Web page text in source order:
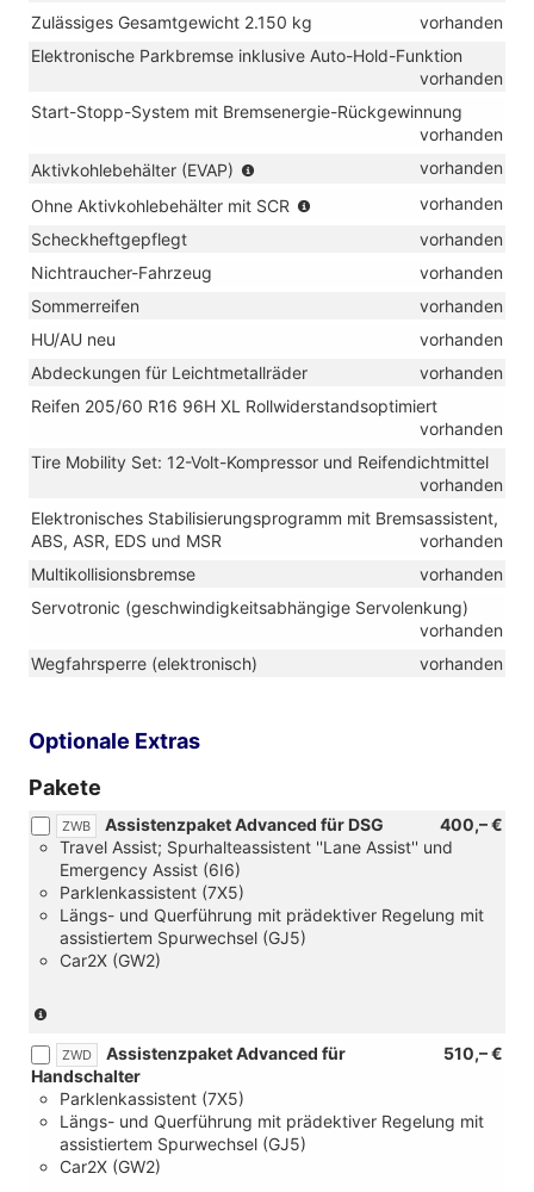
Zulässiges Gesamtgewicht 2.150 kg
vorhanden
Elektronische Parkbremse inklusive Auto-Hold-Funktion
vorhanden
Start-Stopp-System mit Bremsenergie-Rückgewinnung
vorhanden
Aktivkohlebehälter (EVAP)
Verbindung
vorhanden
Ohne Aktivkohlebehälter mit SCR
vorhanden
Scheckheftgepflegt
vorhanden
Nichtraucher-Fahrzeug
vorhanden
Sommerreifen
vorhanden
HU/AU neu
vorhanden
Abdeckungen für Leichtmetallräder
vorhanden
Reifen 205/60 R16 96H XL Rollwiderstandsoptimiert
vorhanden
Tire Mobility Set: 12-Volt-Kompressor und Reifendichtmittel
vorhanden
Elektronisches Stabilisierungsprogramm mit Bremsassistent,
ABS, ASR, EDS und MSR
vorhanden
Multikollisionsbremse
vorhanden
Servotronic (geschwindigkeitsabhängige Servolenkung)
vorhanden
Wegfahrsperre (elektronisch)
vorhanden
Optionale Extras
Pakete
ZWB 400,– €
Assistenzpaket Advanced für DSG
Travel Assist; Spurhalteassistent ''Lane Assist'' und
Emergency Assist (6I6)
Parklenkassistent (7X5)
Längs- und Querführung mit prädektiver Regelung mit
assistiertem Spurwechsel (GJ5)
Car2X (GW2)
Verbindung
mit
DSG)
ZWD 510,– €
Assistenzpaket Advanced für
Handschalter
Parklenkassistent (7X5)
Längs- und Querführung mit prädektiver Regelung mit
assistiertem Spurwechsel (GJ5)
Car2X (GW2)